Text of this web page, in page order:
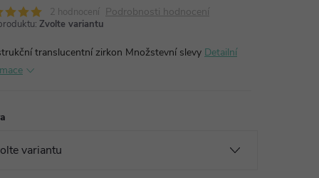
2 hodnocení Podrobnosti hodnocení
Zvolte variantu
translucentní zirkon Množstevní slevy Detailní